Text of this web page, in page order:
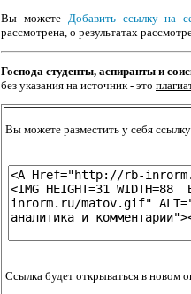
Вы можете Добавить ссылку на
рассмотрена, о результатах
Господа студенты, аспиранты и
без указания на источник - это
Вы можете разместить у себя
Ссылка будет открываться в новом